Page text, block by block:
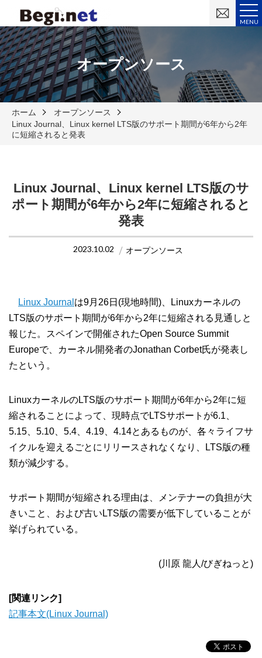
MENU
い
オープンソース
ホーム
オープンソース
Linux Journal、Linux kernel LTS版のサポート期間が6年から2年
に短縮されると発表
Linux Journal、Linux kernel LTS版のサ
ポート期間が6年から2年に短縮されると
発表
2023.10.02 オープンソース
Linux Journal は9月26日(現地時間)、Linuxカーネルの
LTS版のサポート期間が6年から2年に短縮される見通しと
報じた。スペインで開催されたOpen Source Summit
Europeで、カーネル開発者のJonathan Corbet氏が発表し
たという。
LinuxカーネルのLTS版のサポート期間が6年から2年に短
縮されることによって、現時点でLTSサポートが6.1、
5.15、5.10、5.4、4.19、4.14とあるものが、各々ライフサ
イクルを迎えるごとにリリースされなくなり、LTS版の種
類が減少する。
サポート期間が短縮される理由は、メンテナーの負担が大
きいこと、および古いLTS版の需要が低下していることが
挙げられている。
(川原 龍人/びぎねっと)
[関連リンク]
記事本文(Linux Journal)